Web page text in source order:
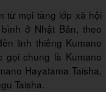
từ mọi tầng lớp xã hội
ở Nhật Bản, theo
linh thiêng Kumano
gọi chung là Kumano
Hayatama Taisha,
Taisha.